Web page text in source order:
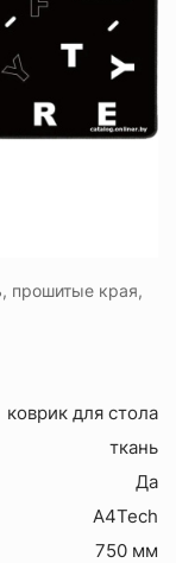
прошитые края,
коврик для стола
ткань
Да
A4Tech
750 мм